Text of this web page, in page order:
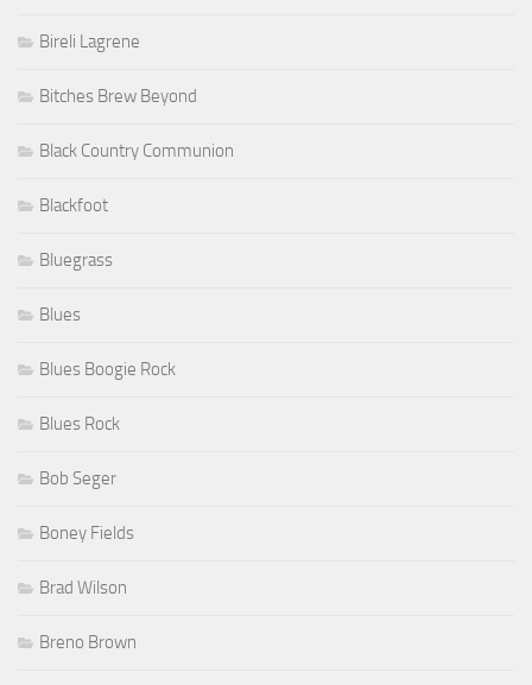
Bireli Lagrene
Bitches Brew Beyond
Black Country Communion
Blackfoot
Bluegrass
Blues
Blues Boogie Rock
Blues Rock
Bob Seger
Boney Fields
Brad Wilson
Breno Brown